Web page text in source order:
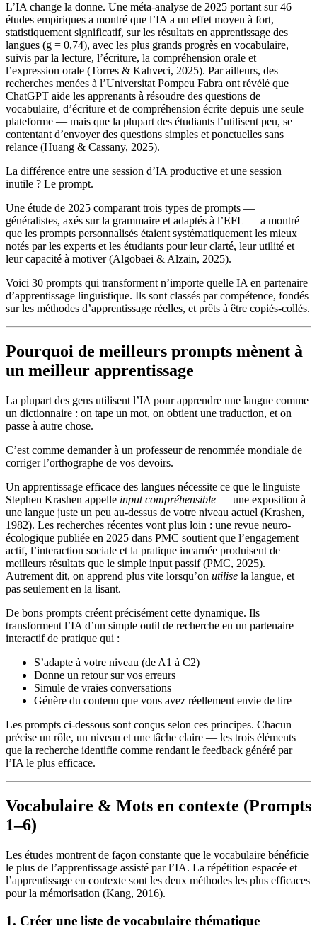
L’IA change la donne. Une méta-analyse de 2025 portant sur 46
études empiriques a montré que l’IA a un effet moyen à fort,
statistiquement significatif, sur les résultats en apprentissage des
langues (g = 0,74), avec les plus grands progrès en vocabulaire,
suivis par la lecture, l’écriture, la compréhension orale et
l’expression orale (Torres & Kahveci, 2025). Par ailleurs, des
recherches menées à l’Universitat Pompeu Fabra ont révélé que
ChatGPT aide les apprenants à résoudre des questions de
vocabulaire, d’écriture et de compréhension écrite depuis une seule
plateforme — mais que la plupart des étudiants l’utilisent peu, se
contentant d’envoyer des questions simples et ponctuelles sans
relance (Huang & Cassany, 2025).
La différence entre une session d’IA productive et une session
inutile ? Le prompt.
Une étude de 2025 comparant trois types de prompts —
généralistes, axés sur la grammaire et adaptés à l’EFL — a montré
que les prompts personnalisés étaient systématiquement les mieux
notés par les experts et les étudiants pour leur clarté, leur utilité et
leur capacité à motiver (Algobaei & Alzain, 2025).
Voici 30 prompts qui transforment n’importe quelle IA en partenaire
d’apprentissage linguistique. Ils sont classés par compétence, fondés
sur les méthodes d’apprentissage réelles, et prêts à être copiés-collés.
Pourquoi de meilleurs prompts mènent à
un meilleur apprentissage
La plupart des gens utilisent l’IA pour apprendre une langue comme
un dictionnaire : on tape un mot, on obtient une traduction, et on
passe à autre chose.
C’est comme demander à un professeur de renommée mondiale de
corriger l’orthographe de vos devoirs.
Un apprentissage efficace des langues nécessite ce que le linguiste
Stephen Krashen appelle input compréhensible — une exposition à
une langue juste un peu au-dessus de votre niveau actuel (Krashen,
1982). Les recherches récentes vont plus loin : une revue neuro-
écologique publiée en 2025 dans PMC soutient que l’engagement
actif, l’interaction sociale et la pratique incarnée produisent de
meilleurs résultats que le simple input passif (PMC, 2025).
Autrement dit, on apprend plus vite lorsqu’on utilise la langue, et
pas seulement en la lisant.
De bons prompts créent précisément cette dynamique. Ils
transforment l’IA d’un simple outil de recherche en un partenaire
interactif de pratique qui :
S’adapte à votre niveau (de A1 à C2)
Donne un retour sur vos erreurs
Simule de vraies conversations
Génère du contenu que vous avez réellement envie de lire
Les prompts ci-dessous sont conçus selon ces principes. Chacun
précise un rôle, un niveau et une tâche claire — les trois éléments
que la recherche identifie comme rendant le feedback généré par
l’IA le plus efficace.
Vocabulaire & Mots en contexte (Prompts
1–6)
Les études montrent de façon constante que le vocabulaire bénéficie
le plus de l’apprentissage assisté par l’IA. La répétition espacée et
l’apprentissage en contexte sont les deux méthodes les plus efficaces
pour la mémorisation (Kang, 2016).
1. Créer une liste de vocabulaire thématique